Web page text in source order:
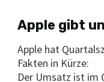
Apple gibt
Apple hat
Fakten in Kürze:
Der Umsatz ist im